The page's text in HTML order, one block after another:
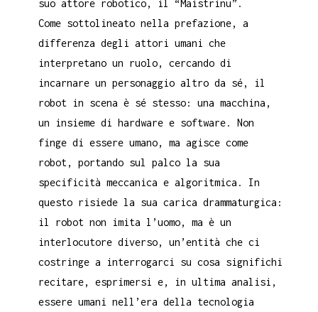
suo attore robotico, il “Maistrinu”.
Come sottolineato nella prefazione, a
differenza degli attori umani che
interpretano un ruolo, cercando di
incarnare un personaggio altro da sé, il
robot in scena è sé stesso: una macchina,
un insieme di hardware e software. Non
finge di essere umano, ma agisce come
robot, portando sul palco la sua
specificità meccanica e algoritmica. In
questo risiede la sua carica drammaturgica:
il robot non imita l’uomo, ma è un
interlocutore diverso, un’entità che ci
costringe a interrogarci su cosa significhi
recitare, esprimersi e, in ultima analisi,
essere umani nell’era della tecnologia